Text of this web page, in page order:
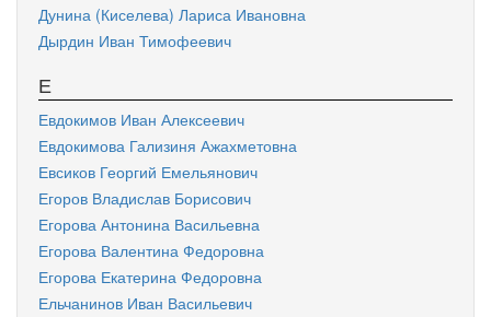
Дунина (Киселева) Лариса Ивановна
Дырдин Иван Тимофеевич
Е
Евдокимов Иван Алексеевич
Евдокимова Гализиня Ажахметовна
Евсиков Георгий Емельянович
Егоров Владислав Борисович
Егорова Антонина Васильевна
Егорова Валентина Федоровна
Егорова Екатерина Федоровна
Ельчанинов Иван Васильевич